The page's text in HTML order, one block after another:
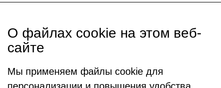
О файлах cookie на этом веб-
сайте
Мы применяем файлы cookie для